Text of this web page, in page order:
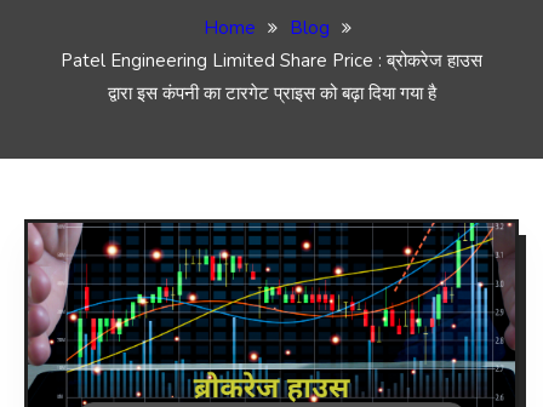
Home
Blog
Patel Engineering Limited Share Price : ब्रोकरेज हाउस
द्वारा इस कंपनी का टारगेट प्राइस को बढ़ा दिया गया है